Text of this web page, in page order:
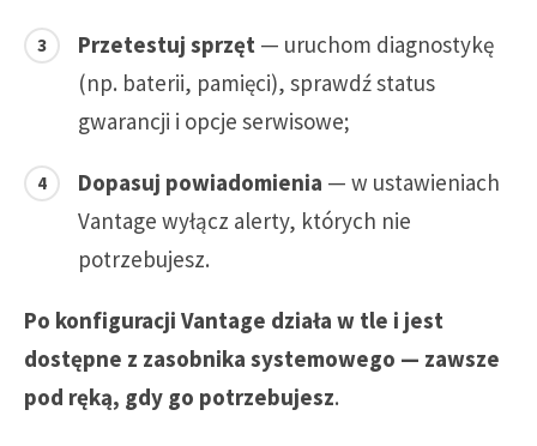
Przetestuj sprzęt — uruchom diagnostykę
(np. baterii, pamięci), sprawdź status
gwarancji i opcje serwisowe;
Dopasuj powiadomienia — w ustawieniach
Vantage wyłącz alerty, których nie
potrzebujesz.
Po konfiguracji Vantage działa w tle i jest
dostępne z zasobnika systemowego — zawsze
pod ręką, gdy go potrzebujesz.